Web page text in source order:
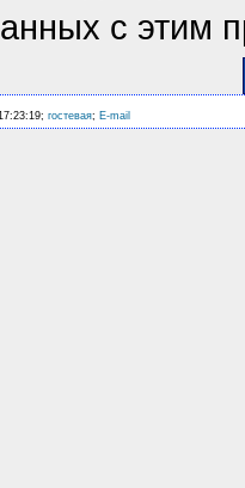
с этим
гостевая; E-mail